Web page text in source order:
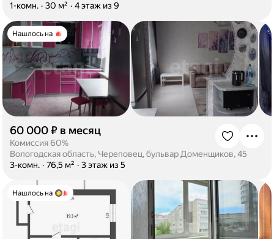
1-комн. · 30 м² · 4 этаж из 9
Нашлось на
60 000 ₽ в месяц
Комиссия 60%
Вологодская область, Череповец, бульвар Доменщиков, 45
3-комн. · 76,5 м² · 3 этаж из 5
Нашлось на